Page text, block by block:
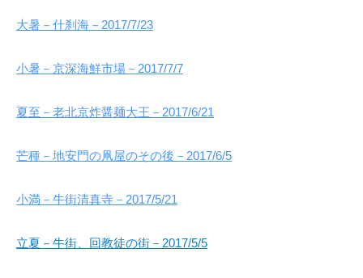
大暑－什刹海－2017/7/23
小暑－京深海鮮市場－2017/7/7
夏至－老北京炸醤麺大王－2017/6/21
芒種－地安門の凧屋のその後－2017/6/5
小満－牛街清真寺－2017/5/21
立夏－牛街、回教徒の街－2017/5/5